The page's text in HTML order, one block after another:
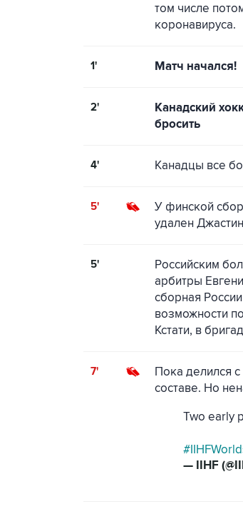
том числе
коронавируса.
1' Матч начался!
2'
Канадский
бросить
4' Канадцы все
5'
У финской
удален
5'
Российским
арбитры
сборная
возможности
Кстати, в
7'
Пока делился
составе. Но
Two early
— IIHF